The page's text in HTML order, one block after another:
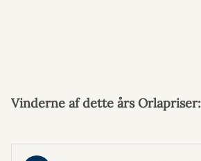
Vinderne af dette års Orlapriser: